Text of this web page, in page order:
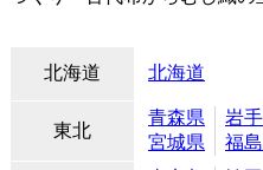
北海道 北海道
東北
青森県 岩
宮城県
福